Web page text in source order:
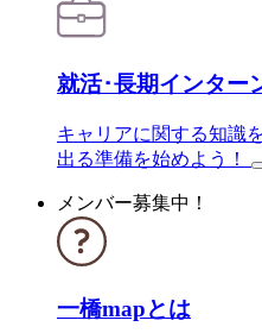
就活･長期インター
キャリアに関する知識
出る準備を始めよう！
メンバー募集中！
一橋mapとは